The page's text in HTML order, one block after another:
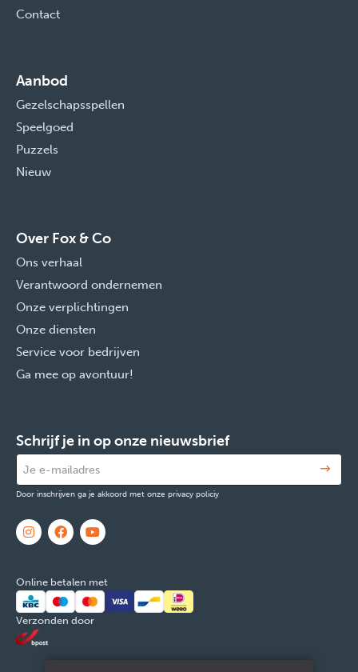
Contact
Aanbod
Gezelschapsspellen
Speelgoed
Puzzels
Nieuw
Over Fox & Co
Ons verhaal
Verantwoord ondernemen
Onze verplichtingen
Onze diensten
Service voor bedrijven
Ga mee op avontuur!
Schrijf je in op onze nieuwsbrief
Door inschrijven ga je akkoord met onze privacy policiy
Online betalen met
Verzonden door